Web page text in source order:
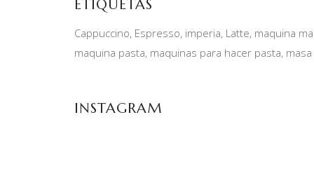
ETIQUETAS
Cappuccino Espresso imperia Latte maquina
maquina pasta maquinas para hacer pasta
INSTAGRAM